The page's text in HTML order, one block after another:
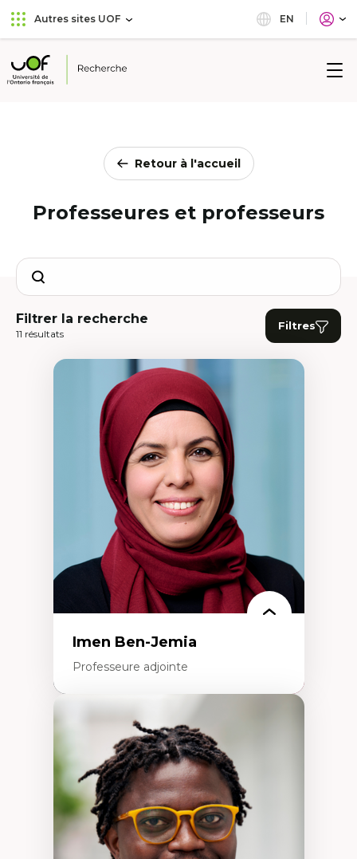
Aller
au
principal
Passer
au
Autres sites UOF EN
Université
Retour à l'accueil
Professeures et professeurs
Search
Filtrer la recherche
11 résultats
Filtres
Imen Ben-Jemia
Professeure adjointe
Expertises
Discours sur la ville et représentations
Mosquées, formes et usages au Canada
Reconnaissance et représentations des
communautés immigrantes dans l'espace
urbain
Design architectural et urbain
Patrimoine et patrimonialisation
Études postcoloniales et décolonisation des
savoirs